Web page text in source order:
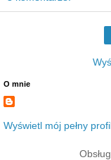
O mnie
Wyświetl mój pełny